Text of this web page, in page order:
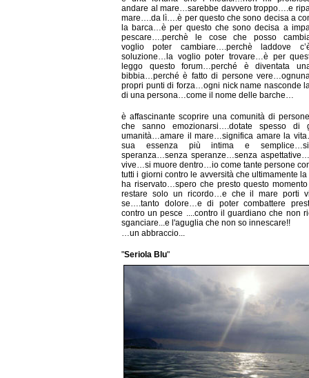
andare al mare…sarebbe davvero troppo….e
mare….da lì….è per questo che sono decisa a
la barca…è per questo che sono decisa a
pescare….perchè le cose che posso
voglio poter cambiare….perchè laddove
soluzione…la voglio poter trovare…è per
leggo questo forum…perché è diventata
bibbia…perché è fatto di persone
propri punti di forza…ogni nick name nasconde
di una persona…come il nome delle barche…
è affascinante scoprire una comunità di persone
che sanno emozionarsi….dotate spesso di
umanità…amare il mare…significa amare la
sua essenza più intima e
speranza…senza speranze…senza
vive…si muore dentro…io come tante persone
tutti i giorni contro le avversità che ultimamente la
ha riservato…spero che presto questo
restare solo un ricordo…e che il mare porti
se….tanto dolore…e di poter combattere
contro un pesce ....contro il guardiano che non
sganciare...e l'aguglia che non so innescare!!
…un abbraccio...
"Seriola Blu"